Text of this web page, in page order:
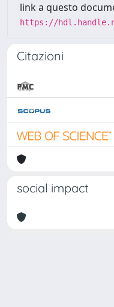
link a questo
https://
Citazioni
social impact